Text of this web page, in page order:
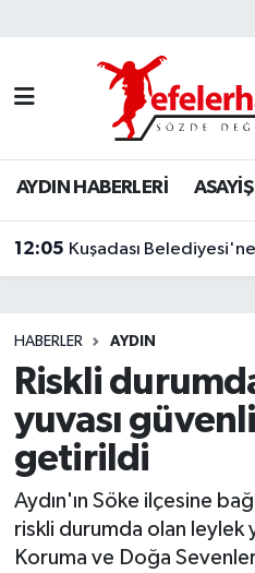
AYDIN HABERLERİ ASAYİŞ
12:05 Kuşadası Belediyesi'ne
HABERLER AYDIN
Riskli
yuvası
getirildi
Aydın'ın Söke ilçesine
riskli durumda olan leylek
Koruma ve Doğa
Nöbetçi Eczaneler
Hava Durumu
Aydin Namaz Vakitleri
Trafik Durumu
Son Dakika Haberleri
Haber Arşivi